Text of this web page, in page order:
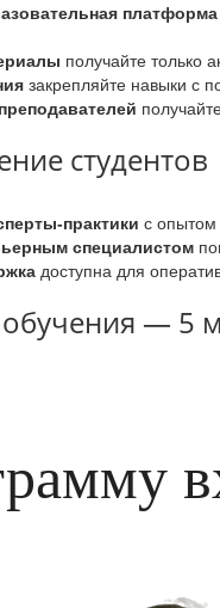
платформа
получайте только
закрепляйте навыки с
студентов
практики с опытом
специалистом
доступна для
— 5